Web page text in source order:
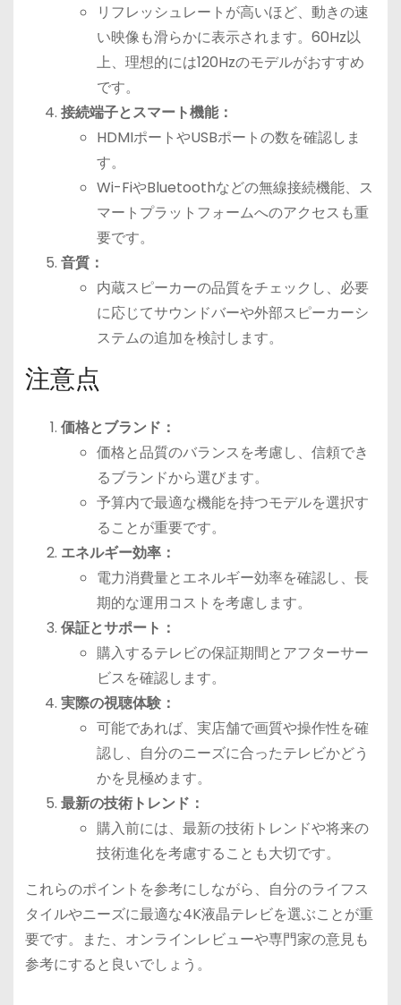
リフレッシュレートが高いほど、動きの速
い映像も滑らかに表示されます。60Hz以
上、理想的には120Hzのモデルがおすすめ
です。
接続端子とスマート機能：
HDMIポートやUSBポートの数を確認しま
す。
Wi-FiやBluetoothなどの無線接続機能、ス
マートプラットフォームへのアクセスも重
要です。
音質：
内蔵スピーカーの品質をチェックし、必要
に応じてサウンドバーや外部スピーカーシ
ステムの追加を検討します。
注意点
価格とブランド：
価格と品質のバランスを考慮し、信頼でき
るブランドから選びます。
予算内で最適な機能を持つモデルを選択す
ることが重要です。
エネルギー効率：
電力消費量とエネルギー効率を確認し、長
期的な運用コストを考慮します。
保証とサポート：
購入するテレビの保証期間とアフターサー
ビスを確認します。
実際の視聴体験：
可能であれば、実店舗で画質や操作性を確
認し、自分のニーズに合ったテレビかどう
かを見極めます。
最新の技術トレンド：
購入前には、最新の技術トレンドや将来の
技術進化を考慮することも大切です。
これらのポイントを参考にしながら、自分のライフス
タイルやニーズに最適な4K液晶テレビを選ぶことが重
要です。また、オンラインレビューや専門家の意見も
参考にすると良いでしょう。